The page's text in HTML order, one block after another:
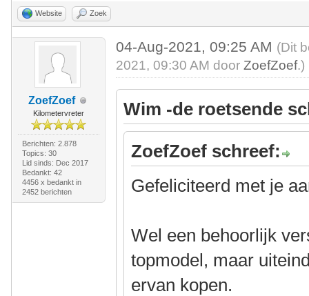
Website Zoek
ZoefZoef
Kilometervreter
Berichten: 2.878
Topics: 30
Lid sinds: Dec 2017
Bedankt: 42
4456 x bedankt in
2452 berichten
04-Aug-2021, 09:25 AM (Dit
2021, 09:30 AM doorZoefZoef.)
Wim -de roetsende
ZoefZoef schreef:
Gefeliciteerd met je
Wel een behoorlijk
topmodel, maar
ervan kopen.